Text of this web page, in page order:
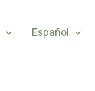
Español